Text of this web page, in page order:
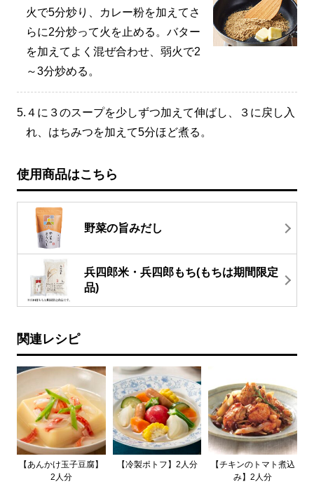
火で5分炒り、カレー粉を加えてさ
らに2分炒って火を止める。バター
を加えてよく混ぜ合わせ、弱火で2
～3分炒める。
5. ４に３のスープを少しずつ加えて伸ばし、３に戻し入
れ、はちみつを加えて5分ほど煮る。
使用商品はこちら
野菜の旨みだし
兵四郎米・兵四郎もち(もちは期間限定
品)
関連レシピ
【あんかけ玉子豆腐】
2人分
【冷製ポトフ】2人分
【チキンのトマト煮込
み】2人分